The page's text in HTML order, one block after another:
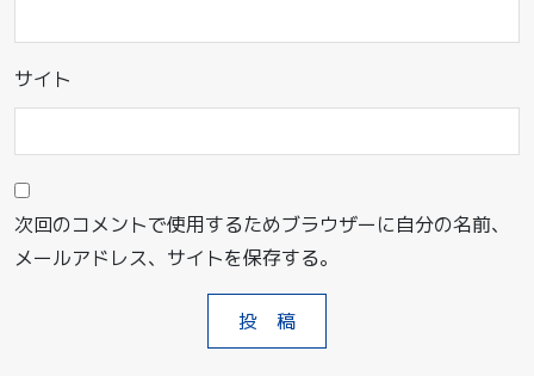
サイト
次回のコメントで使用するためブラウザーに自分の名前、
メールアドレス、サイトを保存する。